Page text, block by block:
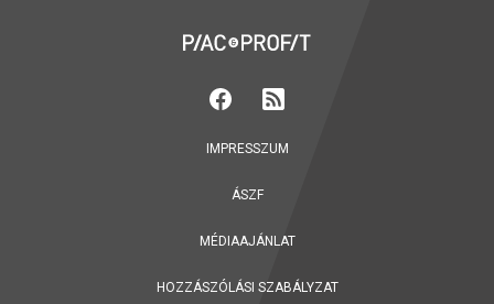
IMPRESSZUM
ÁSZF
MÉDIAAJÁNLAT
HOZZÁSZÓLÁSI SZABÁLYZAT